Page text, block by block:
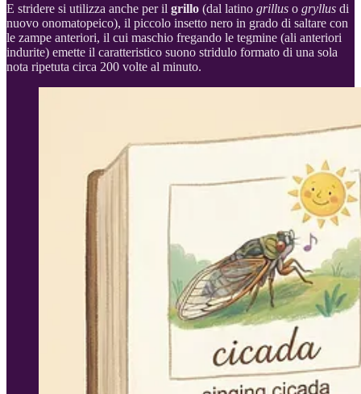
E stridere si utilizza anche per il grillo (dal latino grillus o gryllus di
nuovo onomatopeico), il piccolo insetto nero in grado di saltare con
le zampe anteriori, il cui maschio fregando le tegmine (ali anteriori
indurite) emette il caratteristico suono stridulo formato di una sola
nota ripetuta circa 200 volte al minuto.